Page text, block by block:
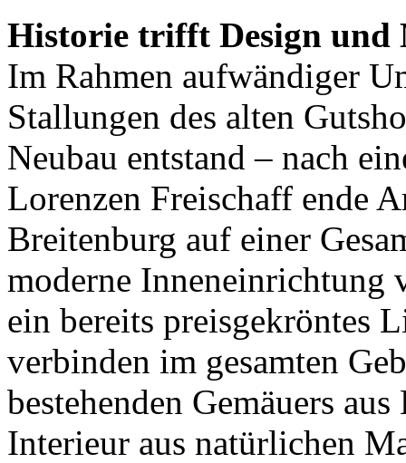
Historie trifft Design und
Im Rahmen aufwändiger
Stallungen des alten
Neubau entstand – nach
Lorenzen Freischaff ende
Breitenburg auf einer
moderne Inneneinrichtung
ein bereits preisgekröntes
verbinden im gesamten
bestehenden Gemäuers
Interieur aus natürlichen